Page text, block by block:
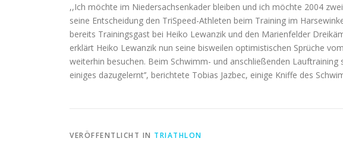
,,Ich möchte im Niedersachsenkader bleiben und ich möchte 2004
seine Entscheidung den TriSpeed-Athleten beim Training im
bereits Trainingsgast bei Heiko Lewanzik und den Marienfelder
erklärt Heiko Lewanzik nun seine bisweilen optimistischen Sprüche
weiterhin besuchen. Beim Schwimm- und anschließenden
einiges dazugelernt’’, berichtete Tobias Jazbec, einige Kniffe des
VERÖFFENTLICHT IN TRIATHLON